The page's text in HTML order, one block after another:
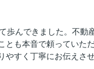
歩んできました。不動
とも本音で頼っていた
やすく丁寧にお伝えさ